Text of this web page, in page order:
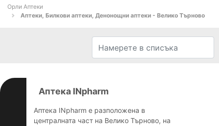
Орли Аптеки
Аптеки, Билкови аптеки, Денонощни аптеки - Велико Търново
Аптека INpharm
Аптека INpharm е разположена в
централната част на Велико Търново, на